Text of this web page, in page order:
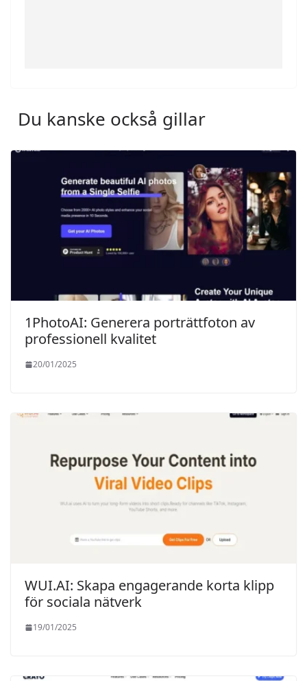
Du kanske också gillar
1PhotoAI: Generera porträttfoton av
professionell kvalitet
20/01/2025
WUI.AI: Skapa engagerande korta klipp
för sociala nätverk
19/01/2025